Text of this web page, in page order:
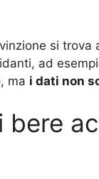
si
ad
ma i dati non
bere